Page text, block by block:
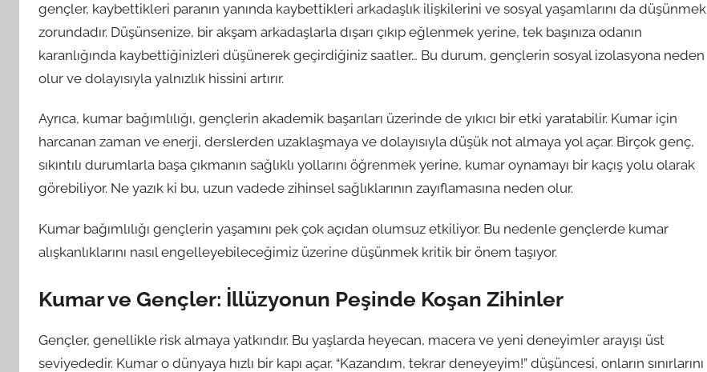
gençler, kaybettikleri paranın yanında kaybettikleri arkadaşlık ilişkilerini ve sosyal yaşamlarını da düşünmek
zorundadır. Düşünsenize, bir akşam arkadaşlarla dışarı çıkıp eğlenmek yerine, tek başınıza odanın
karanlığında kaybettiğinizleri düşünerek geçirdiğiniz saatler… Bu durum, gençlerin sosyal izolasyona neden
olur ve dolayısıyla yalnızlık hissini artırır.
Ayrıca, kumar bağımlılığı, gençlerin akademik başarıları üzerinde de yıkıcı bir etki yaratabilir. Kumar için
harcanan zaman ve enerji, derslerden uzaklaşmaya ve dolayısıyla düşük not almaya yol açar. Birçok genç,
sıkıntılı durumlarla başa çıkmanın sağlıklı yollarını öğrenmek yerine, kumar oynamayı bir kaçış yolu olarak
görebiliyor. Ne yazık ki bu, uzun vadede zihinsel sağlıklarının zayıflamasına neden olur.
Kumar bağımlılığı gençlerin yaşamını pek çok açıdan olumsuz etkiliyor. Bu nedenle gençlerde kumar
alışkanlıklarını nasıl engelleyebileceğimiz üzerine düşünmek kritik bir önem taşıyor.
Kumar ve Gençler: İllüzyonun Peşinde Koşan Zihinler
Gençler, genellikle risk almaya yatkındır. Bu yaşlarda heyecan, macera ve yeni deneyimler arayışı üst
seviyededir. Kumar o dünyaya hızlı bir kapı açar. “Kazandım, tekrar deneyeyim!” düşüncesi, onların sınırlarını